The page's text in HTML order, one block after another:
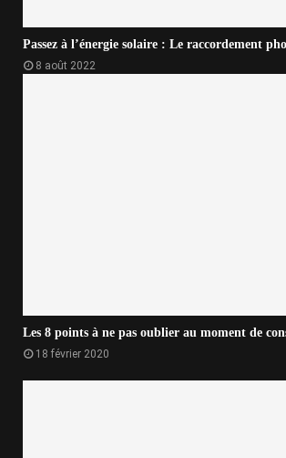
Passez à l’énergie solaire : Le raccordement
8 août 2022
Les 8 points à ne pas oublier au moment de
18 février 2020